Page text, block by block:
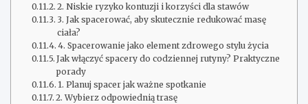
2. Niskie ryzyko kontuzji i korzyści dla stawów
3. Jak spacerować, aby skutecznie redukować masę
ciała?
4. Spacerowanie jako element zdrowego stylu życia
Jak włączyć spacery do codziennej rutyny? Praktyczne
porady
1. Planuj spacer jak ważne spotkanie
2. Wybierz odpowiednią trasę